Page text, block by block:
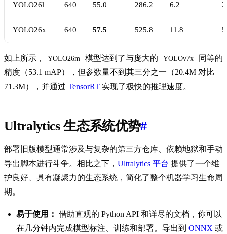
YOLO26l 640 55.0 286.2 6.2
YOLO26x 640 57.5 525.8 11.8
如上所示， YOLO26m 模型达到了与庞大的 YOLOv7x
同等的
精度（53.1 mAP），但参数量不到其三分之一（20.4M 对比
71.3M），并通过 TensorRT 实现了极快的推理速度。
Ultralytics 生态系统优势#
部署旧版模型通常涉及与复杂的第三方仓库、依赖地狱和手动
导出脚本进行斗争。相比之下， Ultralytics 平台 提供了一个维
护良好、具有凝聚力的生态系统，简化了整个机器学习生命周
期。
易于使用： 借助直观的 Python API 和详尽的文档，你可以
在几分钟内完成模型标注、训练和部署。导出到 ONNX 或